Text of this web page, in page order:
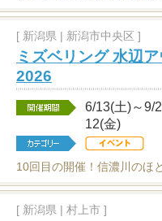
[ 新潟県 | 新潟市中央区 ]
ミズベリング 水辺
2026
6/13(土)～9/
12(金)
10回目の開催！信濃川のほ
[ 新潟県 | 村上市 ]